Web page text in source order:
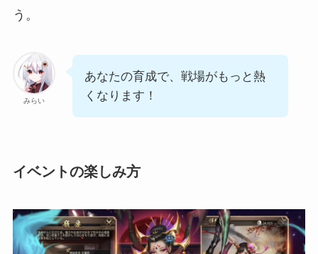
う。
みらい
あなたの育成で、戦場がもっと熱
くなります！
イベントの楽しみ方